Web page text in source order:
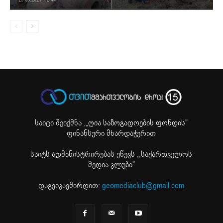
საიტი შეიქმნა ,„ღია საზოგადოების ფონდის"
ფინანსური მხარდაჭერით
საიტს ადმინისტრირებას უწევს ,,საქართველოს
მედია კლუბი"
დაგვიკავშირდით:geomediaclub@gmail.com